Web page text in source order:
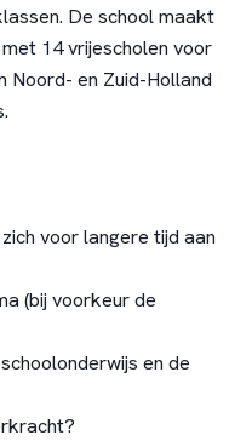
De school maakt
14 vrijescholen voor
Noord- en Zuid-Holland
voor langere tijd aan
(bij voorkeur de
en de